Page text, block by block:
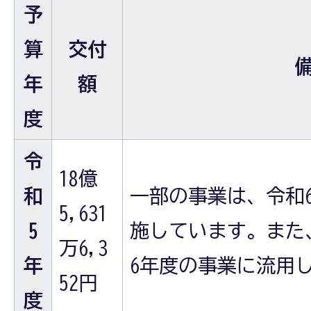
予
算
年
度
交付
額
令
和
5
年
度
18億
5,631
万6,3
52円
一部の事業は、令
施しています。ま
6年度の事業に流用